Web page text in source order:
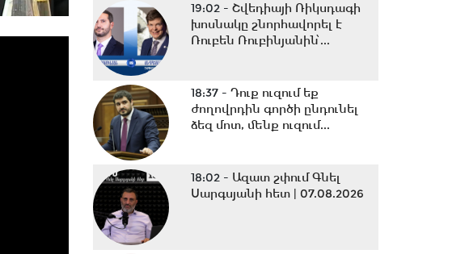
19:02 - Շվեդիայի Ռիկսդագի
խոսնակը շնորհավորել է
Ռուբեն Ռուբինյանին՝...
18:37 - Դուք ուզում եք
ժողովրդին գործի ընդունել
ձեզ մոտ, մենք ուզում...
18:02 - Ազատ շփում Գնել
Սարգսյանի հետ | 07.08.2026